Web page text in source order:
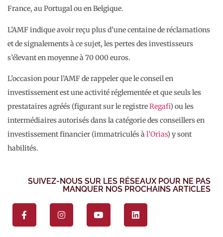
France, au Portugal ou en Belgique.
L’AMF indique avoir reçu plus d’une centaine de réclamations
et de signalements à ce sujet, les pertes des investisseurs
s’élevant en moyenne à 70 000 euros.
L’occasion pour l’AMF de rappeler que le conseil en
investissement est une activité réglementée et que seuls les
prestataires agréés (figurant sur le registreRegafi) ou les
intermédiaires autorisés dans la catégorie des conseillers en
investissement financier (immatriculés à l’Orias) y sont
habilités.
SUIVEZ-NOUS SUR LES RÉSEAUX POUR NE PAS
MANQUER NOS PROCHAINS ARTICLES